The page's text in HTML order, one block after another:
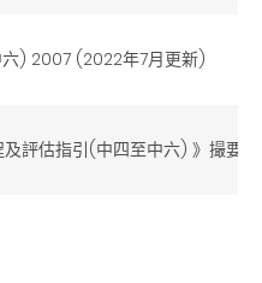
) 2007 (2022年7月更新)
評估指引(中四至中六) 》撮要